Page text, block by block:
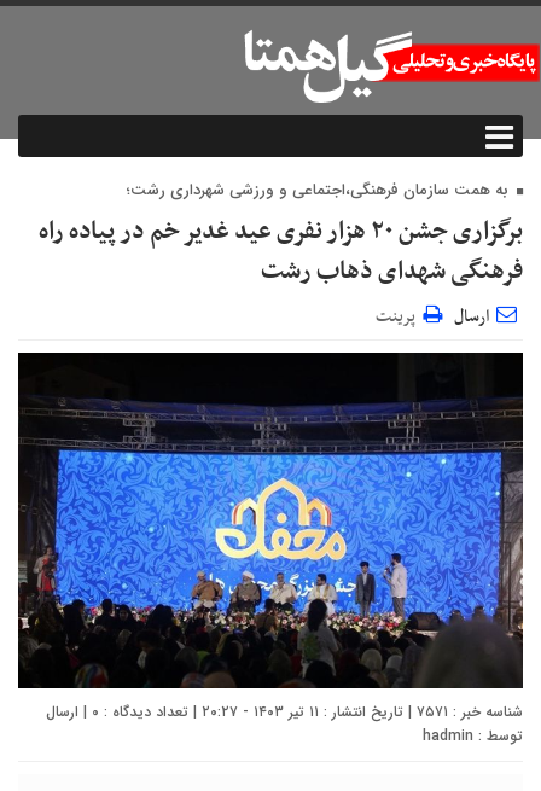
به همت سازمان فرهنگی،اجتماعی و ورزشی شهرداری رشت؛
برگزاری جشن ۲۰ هزار نفری عید غدیر خم در پیاده راه
فرهنگی شهدای ذهاب رشت
ارسال پرینت
شناسه خبر : ۷۵۷۱ | تاریخ انتشار : ۱۱ تیر ۱۴۰۳ - ۲۰:۲۷ | تعداد دیدگاه : ۰ | ارسال
توسط : hadmin